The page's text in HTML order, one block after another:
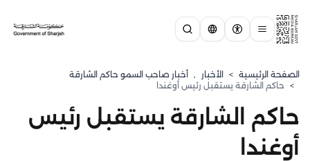
الصفحة الرئيسية > الأخبار , أخبار صاحب السمو حاكم الشارقة
> حاكم الشارقة يستقبل رئيس أوغندا
حاكم الشارقة يستقبل رئيس
أوغندا